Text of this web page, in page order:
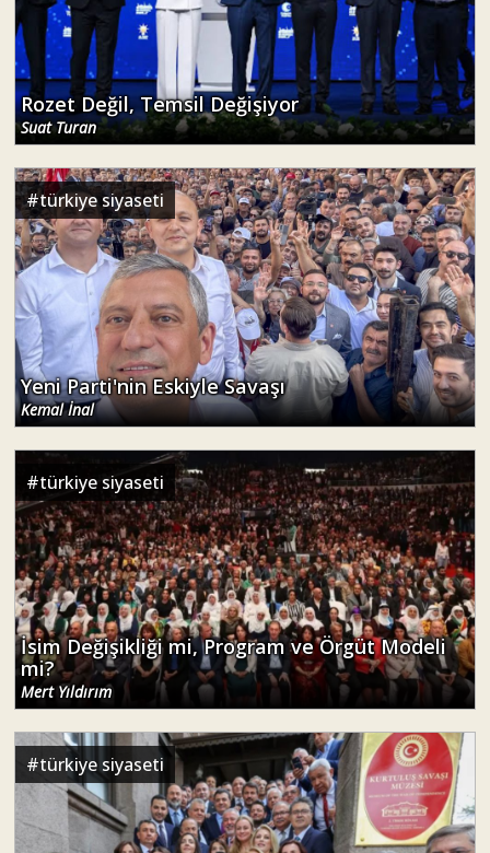
Rozet Değil, Temsil Değişiyor
Suat Turan
#türkiye siyaseti
Yeni Parti'nin Eskiyle Savaşı
Kemal İnal
#türkiye siyaseti
İsim Değişikliği mi, Program ve Örgüt Modeli
mi?
Mert Yıldırım
#türkiye siyaseti